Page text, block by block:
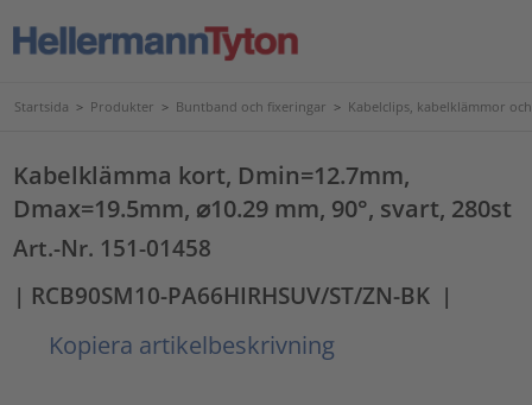
Startsida > Produkter > Buntband och fixeringar > Kabelclips, kabelklämmor
Kabelklämma kort, Dmin=12.7mm,
Dmax=19.5mm, ⌀10.29 mm, 90°, svart, 280st
Art.-Nr. 151-01458
| RCB90SM10-PA66HIRHSUV/ST/ZN-BK |
Kopiera artikelbeskrivning